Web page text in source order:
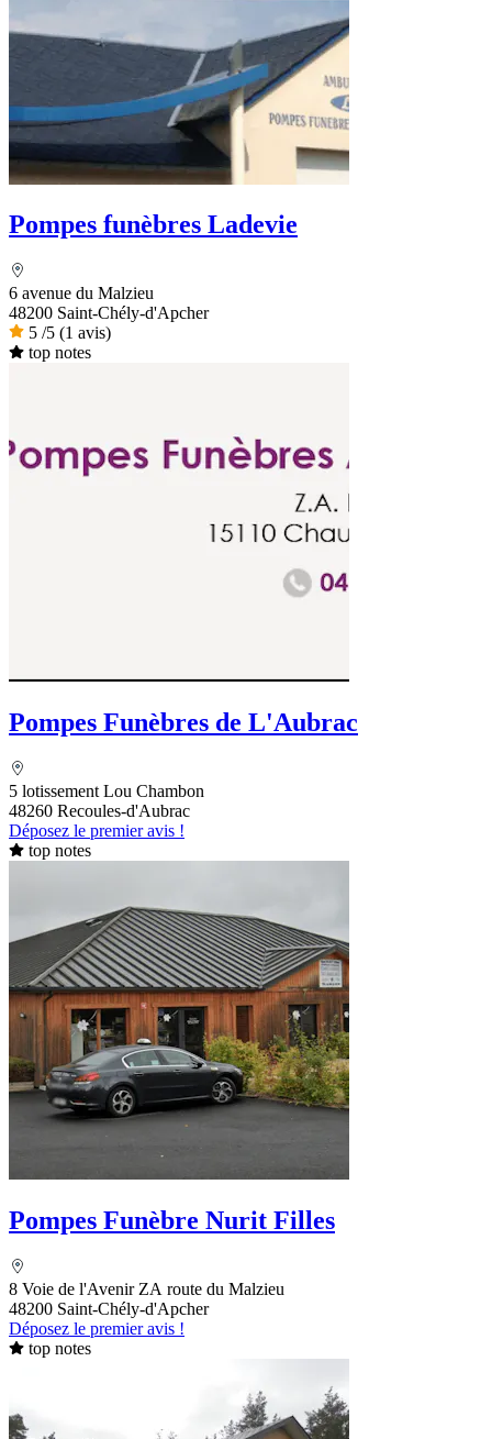
Pompes funèbres Ladevie
6 avenue du Malzieu
48200 Saint-Chély-d'Apcher
5 /5 (1 avis)
top notes
Pompes Funèbres de L'Aubrac
5 lotissement Lou Chambon
48260 Recoules-d'Aubrac
Déposez le premier avis !
top notes
Pompes Funèbre Nurit Filles
8 Voie de l'Avenir ZA route du Malzieu
48200 Saint-Chély-d'Apcher
Déposez le premier avis !
top notes